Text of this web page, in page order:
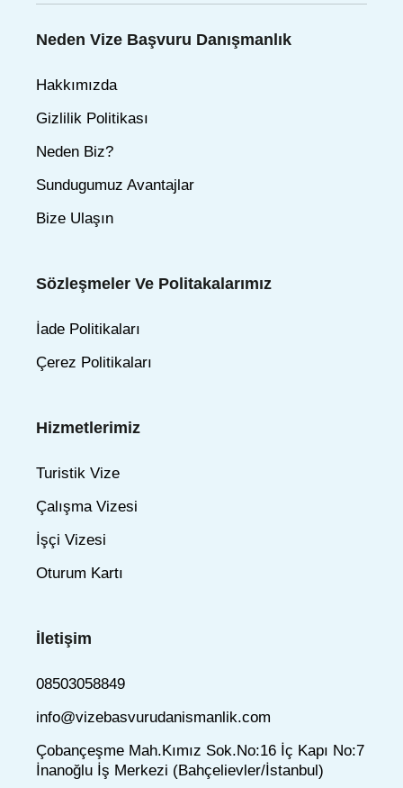
Neden Vize Başvuru Danışmanlık
Hakkımızda
Gizlilik Politikası
Neden Biz?
Sundugumuz Avantajlar
Bize Ulaşın
Sözleşmeler Ve Politakalarımız
İade Politikaları
Çerez Politikaları
Hizmetlerimiz
Turistik Vize
Çalışma Vizesi
İşçi Vizesi
Oturum Kartı
İletişim
08503058849
info@vizebasvurudanismanlik.com
Çobançeşme Mah.Kımız Sok.No:16 İç Kapı No:7
İnanoğlu İş Merkezi (Bahçelievler/İstanbul)